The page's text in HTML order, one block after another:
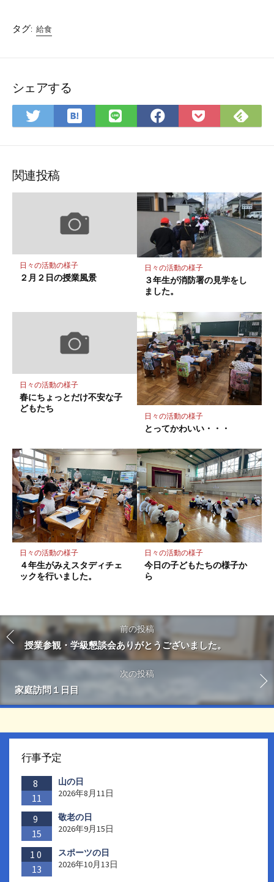
タグ: 給食
シェアする
Twitter
で
ア
は
て
ク
ー
ク
存
LINE
で
Facebook
で
Pocket
に
で
関連投稿
日々の活動の様子
２月２日の授業風景
日々の活動の様子
３年生が消防署の見学をし
ました。
日々の活動の様子
春にちょっとだけ不安な子
どもたち
日々の活動の様子
とってかわいい・・・
日々の活動の様子
４年生がみえスタディチェ
ックを行いました。
日々の活動の様子
今日の子どもたちの様子か
ら
前の投稿
授業参観・学級懇談会ありがとうございました。
次の投稿
家庭訪問１日目
行事予定
8
11
山の日
2026年8月11日
9
15
敬老の日
2026年9月15日
10
13
スポーツの日
2026年10月13日